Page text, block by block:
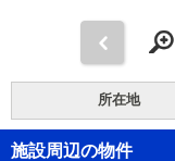
所在地
施設周辺の物件